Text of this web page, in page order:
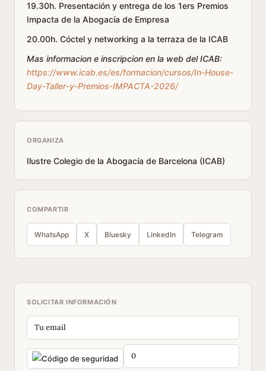
19.30h. Presentación y entrega de los 1ers Premios
Impacta de la Abogacía de Empresa
20.00h. Cóctel y networking a la terraza de la ICAB
Mas informacion e inscripcion en la web del ICAB:
https://www.icab.es/es/formacion/cursos/In-House-
Day-Taller-y-Premios-IMPACTA-2026/
ORGANIZA
Ilustre Colegio de la Abogacía de Barcelona (ICAB)
COMPARTIR
WhatsApp X Bluesky LinkedIn Telegram
SOLICITAR INFORMACIÓN